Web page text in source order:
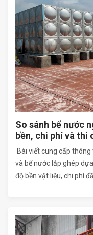
So sánh bể nước
bền, chi phí và thi
Bài viết cung cấp
và bể nước lắp ghép
độ bền vật liệu, chi phí